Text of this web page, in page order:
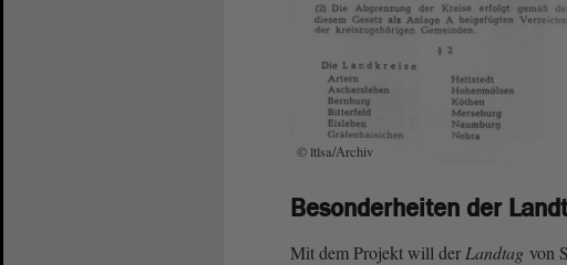
© ltlsa/Archiv
Besonderheiten der
Mit dem Projekt will der Landtag von